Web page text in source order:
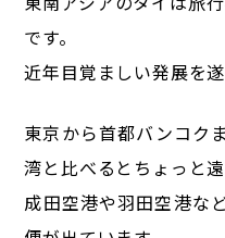
です。
近年目覚ましい発展を
東京から首都バンコク
湾と比べるとちょっと遠
成田空港や羽田空港な